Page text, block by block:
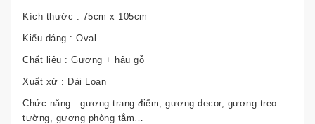
Kích thước : 75cm x 105cm
Kiểu dáng : Oval
Chất liệu : Gương + hậu gỗ
Xuất xứ : Đài Loan
Chức năng : gương trang điểm, gương decor, gương treo
tường, gương phòng tắm…